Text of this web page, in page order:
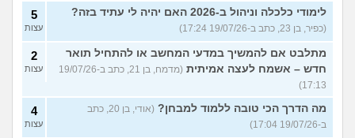
לימודי כלכלה וניהול ב-2026 האם יהיה לי עתיד בזה?
(כפיר, בן 23, כתב ב-19/07/26 17:24)
5
עצות
מתלבט אם להמשיך במדעי המחשב או להתחיל תואר
חדש – אשמח לעצה אמיתית
(מדמח, בן 21, כתב ב-19/07/26
17:13)
2
עצות
מה הדרך הכי טובה ללמוד למבחן?
(אודי, בן 20, כתב
ב-19/07/26 17:04)
4
עצות